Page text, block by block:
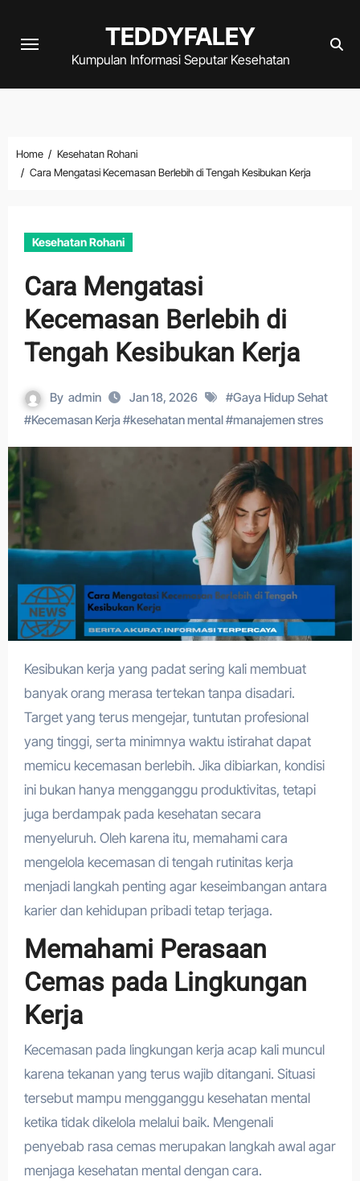
TEDDYFALEY
Kumpulan Informasi Seputar Kesehatan
Home
Kesehatan Rohani
Cara Mengatasi Kecemasan Berlebih di Tengah Kesibukan Kerja
Kesehatan Rohani
Cara Mengatasi
Kecemasan Berlebih di
Tengah Kesibukan Kerja
By admin Jan 18, 2026 #Gaya Hidup Sehat
#Kecemasan Kerja#kesehatan mental#manajemen stres
Kesibukan kerja yang padat sering kali membuat
banyak orang merasa tertekan tanpa disadari.
Target yang terus mengejar, tuntutan profesional
yang tinggi, serta minimnya waktu istirahat dapat
memicu kecemasan berlebih. Jika dibiarkan, kondisi
ini bukan hanya mengganggu produktivitas, tetapi
juga berdampak pada kesehatan secara
menyeluruh. Oleh karena itu, memahami cara
mengelola kecemasan di tengah rutinitas kerja
menjadi langkah penting agar keseimbangan antara
karier dan kehidupan pribadi tetap terjaga.
Memahami Perasaan
Cemas pada Lingkungan
Kerja
Kecemasan pada lingkungan kerja acap kali muncul
karena tekanan yang terus wajib ditangani. Situasi
tersebut mampu mengganggu kesehatan mental
ketika tidak dikelola melalui baik. Mengenali
penyebab rasa cemas merupakan langkah awal agar
menjaga kesehatan mental dengan cara.